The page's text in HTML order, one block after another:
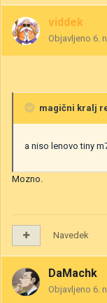
viddek
Objavljeno 6.
magični kralj
a niso lenovo tiny
Mozno.
Navedek
DaMachk
Objavljeno 6.